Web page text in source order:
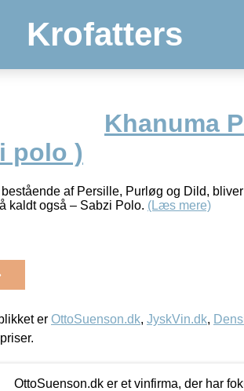
Krofatters
Khanuma
polo )
af Persille, Purløg og Dild,
kaldt også – Sabzi Polo. (Læs mere)
er OttoSuenson.dk, JyskVin.dk,
OttoSuenson.dk er et vinfirma, der har